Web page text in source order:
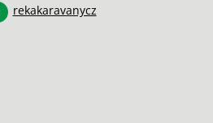
rekakaravanycz